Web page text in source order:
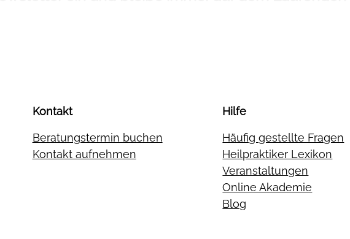
Kontakt
Beratungstermin buchen
Kontakt aufnehmen
Hilfe
Häufig gestellte Fragen
Heilpraktiker Lexikon
Veranstaltungen
Online Akademie
Blog